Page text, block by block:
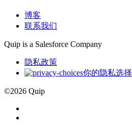
博客
联系我们
Quip is a Salesforce Company
隐私政策
你的隐私选择
©2026 Quip